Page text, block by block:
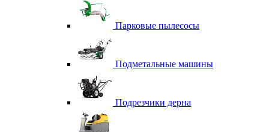
Парковые пылесосы
Подметальные машины
Подрезчики дерна